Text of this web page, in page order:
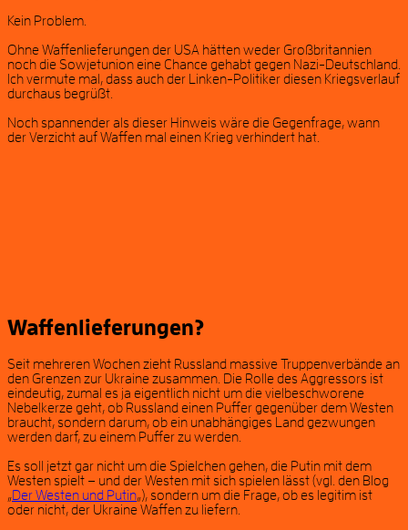
Kein Problem.
Ohne Waffenlieferungen der USA hätten weder Großbritannien
noch die Sowjetunion eine Chance gehabt gegen Nazi-Deutschland.
Ich vermute mal, dass auch der Linken-Politiker diesen Kriegsverlauf
durchaus begrüßt.
Noch spannender als dieser Hinweis wäre die Gegenfrage, wann
der Verzicht auf Waffen mal einen Krieg verhindert hat.
Waffenlieferungen?
Seit mehreren Wochen zieht Russland massive Truppenverbände an
den Grenzen zur Ukraine zusammen. Die Rolle des Aggressors ist
eindeutig, zumal es ja eigentlich nicht um die vielbeschworene
Nebelkerze geht, ob Russland einen Puffer gegenüber dem Westen
braucht, sondern darum, ob ein unabhängiges Land gezwungen
werden darf, zu einem Puffer zu werden.
Es soll jetzt gar nicht um die Spielchen gehen, die Putin mit dem
Westen spielt – und der Westen mit sich spielen lässt (vgl. den Blog
„Der Westen und Putin„), sondern um die Frage, ob es legitim ist
oder nicht, der Ukraine Waffen zu liefern.